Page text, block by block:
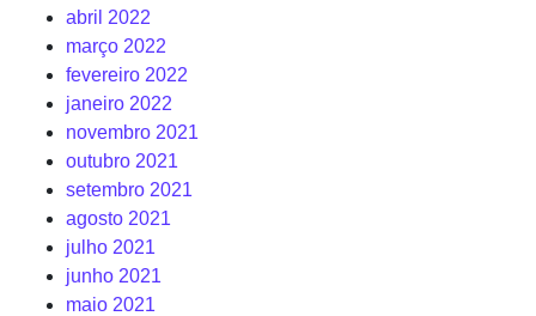
abril 2022
março 2022
fevereiro 2022
janeiro 2022
novembro 2021
outubro 2021
setembro 2021
agosto 2021
julho 2021
junho 2021
maio 2021